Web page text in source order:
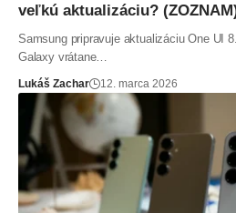
veľkú aktualizáciu?
Samsung pripravuje aktualizáciu One UI
Galaxy vrátane…
Lukáš Zachar 12. marca 2026